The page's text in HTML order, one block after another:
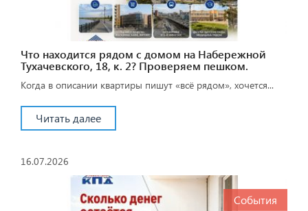
Что находится рядом с домом на Набережной
Тухачевского, 18, к. 2? Проверяем пешком.
Когда в описании квартиры пишут «всё рядом», хочется...
Читать далее
16.07.2026
События